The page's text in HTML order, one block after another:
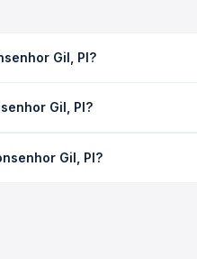
Gil, PI?
disponíveis e vê a
Gil, PI?
de todas as viações em
Gil, PI?